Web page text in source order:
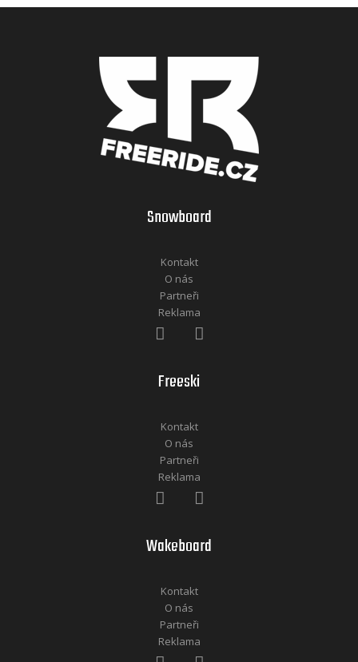
Snowboard
Kontakt
O nás
Partneři
Reklama
Freeski
Kontakt
O nás
Partneři
Reklama
Wakeboard
Kontakt
O nás
Partneři
Reklama